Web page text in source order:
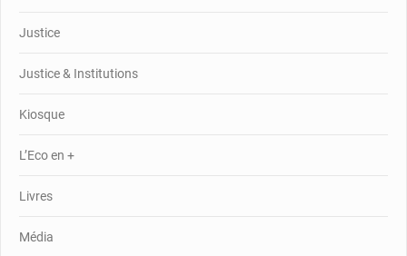
Justice
Justice & Institutions
Kiosque
L’Eco en +
Livres
Média